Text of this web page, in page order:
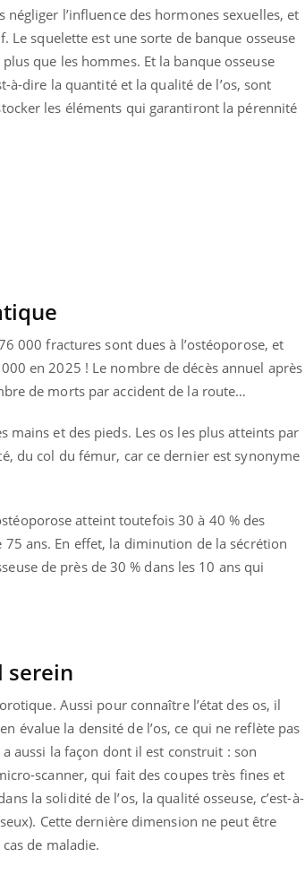
l’influence des hormones sexuelles, et
Le squelette est une sorte de banque osseuse
que les hommes. Et la banque osseuse
à-dire la quantité et la qualité de l’os, sont
les éléments qui garantiront la pérennité
000 fractures sont dues à l’ostéoporose, et
en 2025 ! Le nombre de décès annuel après
de morts par accident de la route…
mains et des pieds. Les os les plus atteints par
du col du fémur, car ce dernier est synonyme
atteint toutefois 30 à 40 % des
ans. En effet, la diminution de la sécrétion
de près de 30 % dans les 10 ans qui
serein
Aussi pour connaître l’état des os, il
évalue la densité de l’os, ce qui ne reflète pas
aussi la façon dont il est construit : son
scanner, qui fait des coupes très fines et
la solidité de l’os, la qualité osseuse, c’est-à-
Cette dernière dimension ne peut être
de maladie.
Mon enfant est-il trop